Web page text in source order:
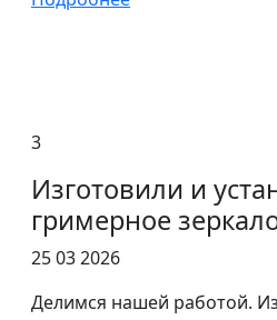
3
Изготовили и
гримерное
25 03 2026
Делимся нашей работой.